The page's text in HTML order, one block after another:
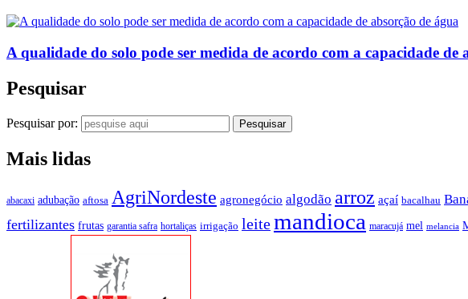
A qualidade do solo pode ser medida de acordo com a capacidade de
Pesquisar
Pesquisar por:
Mais lidas
abacaxi adubação aftosa AgriNordeste agronegócio algodão arroz açaí bacalhau
fertilizantes frutas garantia safra hortaliças irrigação leitemandioca maracujá mel melancia